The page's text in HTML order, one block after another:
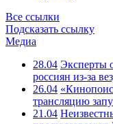
Все ссылки
Подсказать ссылку
Медиа
28.04 Эксперты
россиян из-за
26.04
трансляцию
21.04